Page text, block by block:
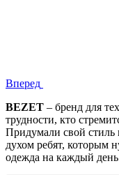
Вперед
BEZET – бренд для
трудности, кто
Придумали свой стиль
духом ребят, которым
одежда на каждый